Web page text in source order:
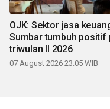
OJK: Sektor jasa
Sumbar tumbuh positif
triwulan II 2026
07 August 2026 23:05 WIB